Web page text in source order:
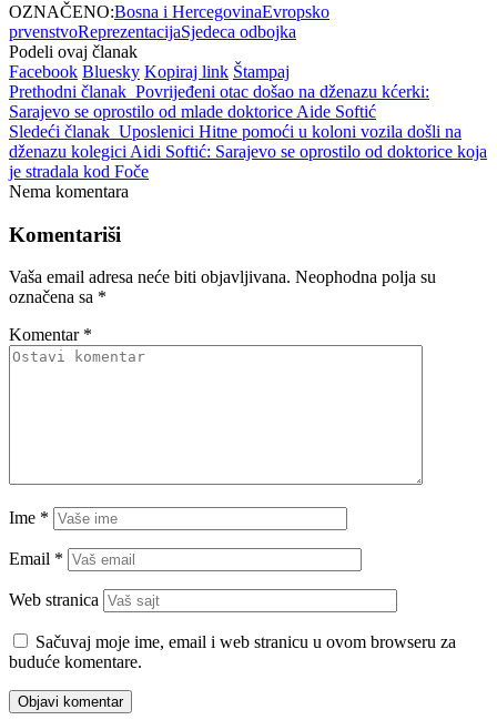
OZNAČENO:Bosna i HercegovinaEvropsko
prvenstvoReprezentacijaSjedeca odbojka
Podeli ovaj članak
Facebook Bluesky Kopiraj link Štampaj
Prethodni članak Povrijeđeni otac došao na dženazu kćerki:
Sarajevo se oprostilo od mlade doktorice Aide Softić
Sledeći članak Uposlenici Hitne pomoći u koloni vozila došli na
dženazu kolegici Aidi Softić: Sarajevo se oprostilo od doktorice koja
je stradala kod Foče
Nema komentara
Komentariši
Vaša email adresa neće biti objavljivana. Neophodna polja su
označena sa *
Komentar *
Ime *
Email *
Web stranica
Sačuvaj moje ime, email i web stranicu u ovom browseru za
buduće komentare.